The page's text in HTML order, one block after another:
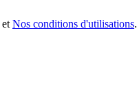
et Nos conditions d'utilisations.